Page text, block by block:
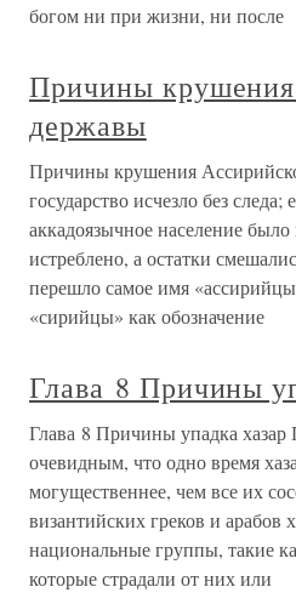
богом ни при жизни, ни после
Причины
державы
Причины крушения
государство исчезло без следа;
аккадоязычное население
истреблено, а остатки
перешло самое имя
«сирийцы» как обозначение
Глава 8 Причины
Глава 8 Причины упадка хазар
очевидным, что одно время
могущественнее, чем все их
византийских греков и арабов
национальные группы, такие
которые страдали от них или